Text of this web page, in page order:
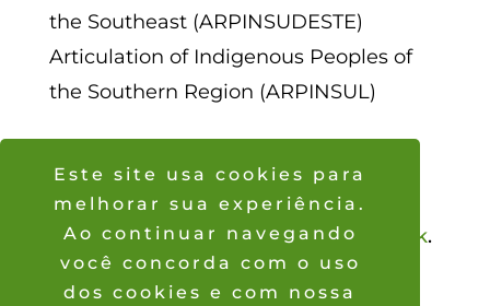
the Southeast (ARPINSUDESTE)
Articulation of Indigenous Peoples of
the Southern Region (ARPINSUL)
O Manifesto “A resposta somos nós”
pode ser acessado por meio deste
link.
Imagem: Kaiti Topramre.
Este site usa cookies para
melhorar sua experiência.
Ao continuar navegando
você concorda com o uso
dos cookies e com nossa